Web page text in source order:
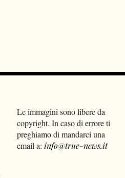
Le immagini sono libere da
copyright. In caso di errore ti
preghiamo di mandarci una
email a: info@true-news.it